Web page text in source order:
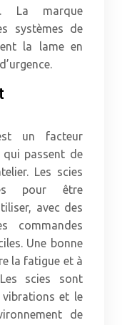
La marque
systèmes de
la lame en
un facteur
passent de
Les scies
pour être
avec des
commandes
Une bonne
la fatigue et à
scies sont
vibrations et le
de